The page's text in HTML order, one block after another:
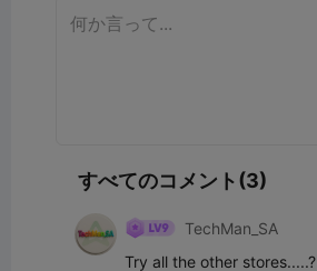
すべてのコメント(3)
TechMan_SA
Try all the other stores.....?